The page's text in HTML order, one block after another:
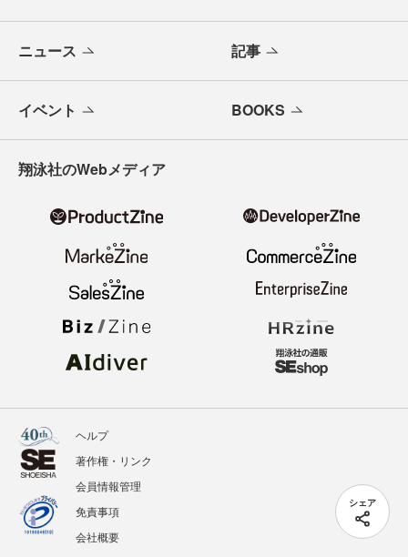
シェア
ニュース 記事
イベント BOOKS
翔泳社のWebメディア
ヘルプ
著作権・リンク
会員情報管理
免責事項
会社概要